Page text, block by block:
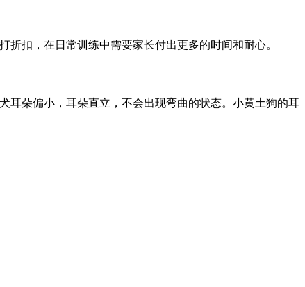
扣，在日常训练中需要家长付出更多的时间和耐心。
耳朵偏小，耳朵直立，不会出现弯曲的状态。小黄土狗的耳